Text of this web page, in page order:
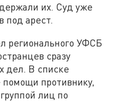
их. Суд уже
под арест.
регионального УФСБ
сразу
дел. В списке
противнику,
лиц по